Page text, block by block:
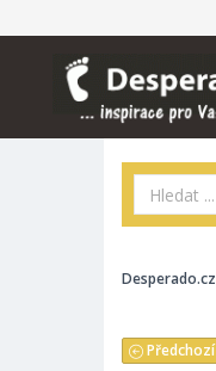
Desperado.cz
Předchozí